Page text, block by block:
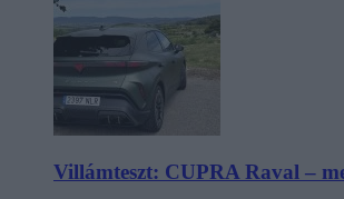
Villámteszt: CUPRA Raval –